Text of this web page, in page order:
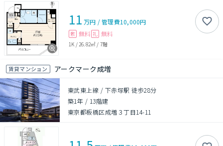
11 万円 /管理費10,000円
敷 無料 礼 無料
1K / 26.82㎡ / 7階
賃貸マンション アークマーク成増
東武東上線 / 下赤塚駅 徒歩28分
築1年 / 13階建
東京都板橋区成増３丁目14-11